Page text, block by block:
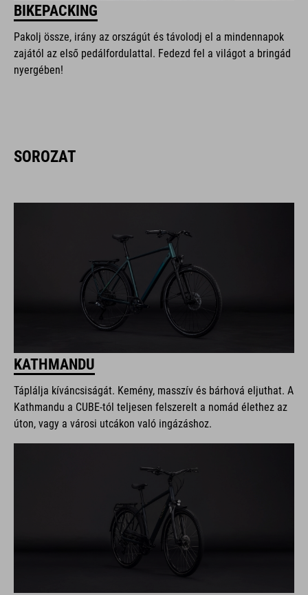
BIKEPACKING
Pakolj össze, irány az országút és távolodj el a mindennapok
zajától az első pedálfordulattal. Fedezd fel a világot a bringád
nyergében!
SOROZAT
KATHMANDU
Táplálja kíváncsiságát. Kemény, masszív és bárhová eljuthat. A
Kathmandu a CUBE-tól teljesen felszerelt a nomád élethez az
úton, vagy a városi utcákon való ingázáshoz.